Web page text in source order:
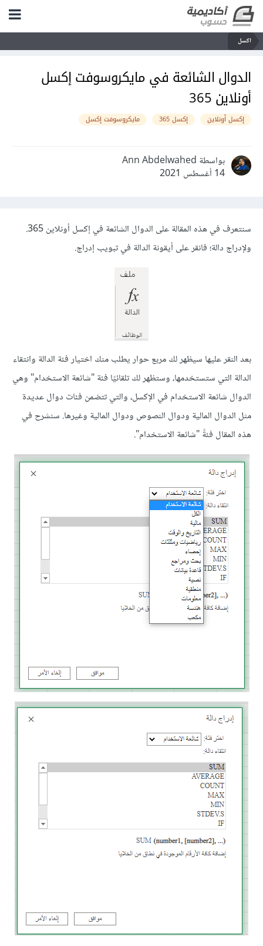
اكسل
الدوال الشائعة في مايكروسوفت إكسل
أونلاين 365
إكسل أونلاين إكسل 365 مايكروسوفت إكسل
بواسطة Ann Abdelwahed
14 أغسطس 2021
سنتعرف في هذه المقالة على الدوال الشائعة في إكسل أونلاين 365.
ولإدراج دالة؛ فانقر على أيقونة الدالة في تبويب إدراج.
بعد النقر عليها سيظهر لك مربع حوار يطلب منك اختيار فئة الدالة وانتقاء
الدالة التي ستستخدمها، وستظهر لك تلقائيًا فئة "شائعة الاستخدام" وهي
الدوال شائعة الاستخدام في الإكسل، والتي تتضمن فئات دوال عديدة
مثل الدوال المالية ودوال النصوص ودوال المالية وغيرها. سنشرح في
هذه المقال فئةً "شائعة الاستخدام".